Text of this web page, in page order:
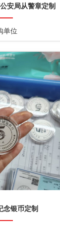
安局从警章定制
单位
念银币定制